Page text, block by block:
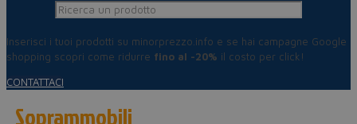
Inserisci i tuoi prodotti su minorprezzo.info e se hai campagne Google
shopping scopri come ridurre fino al -20% il costo per click!
CONTATTACI
Soprammobili